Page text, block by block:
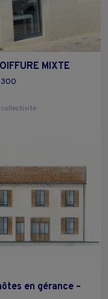
MIXTE
collectivite
en gérance –